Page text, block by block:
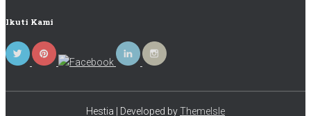
Ikuti Kami
Hestia | Developed byThemeIsle